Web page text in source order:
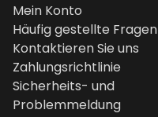
Mein Konto
Häufig gestellte Fragen
Kontaktieren Sie uns
Zahlungsrichtlinie
Sicherheits- und
Problemmeldung